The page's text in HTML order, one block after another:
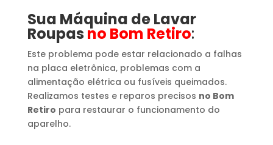
Sua Máquina de Lavar
Roupas no Bom Retiro:
Este problema pode estar relacionado a falhas
na placa eletrônica, problemas com a
alimentação elétrica ou fusíveis queimados.
Realizamos testes e reparos precisos no Bom
Retiro para restaurar o funcionamento do
aparelho.